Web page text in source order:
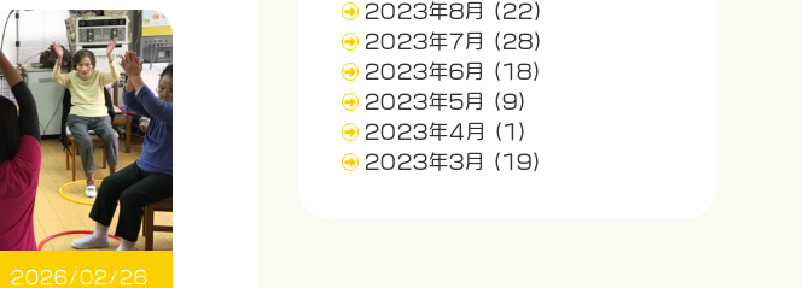
2026/02/26
2023年8月
(22)
2023年7月
(28)
2023年6月
(18)
2023年5月
(9)
2023年4月
(1)
2023年3月
(19)